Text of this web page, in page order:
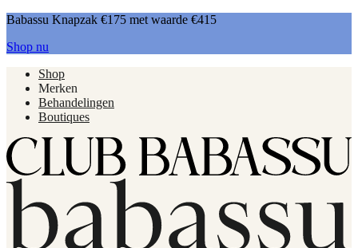
Babassu Knapzak €175 met waarde €415
Shop nu
Shop
Merken
Behandelingen
Boutiques